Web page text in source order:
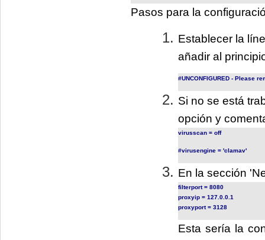
Pasos para la
Establecer la
añadir al
#UNCONFIGURED - Please
Si no se está
opción y
virusscan = off
#virusengine = 'clamav'
En la sección
filterport = 8080
proxyip = 127.0.0.1
proxyport = 3128
Esta sería la